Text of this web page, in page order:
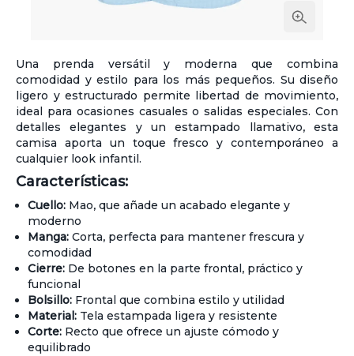
Una prenda versátil y moderna que combina
comodidad y estilo para los más pequeños. Su diseño
ligero y estructurado permite libertad de movimiento,
ideal para ocasiones casuales o salidas especiales. Con
detalles elegantes y un estampado llamativo, esta
camisa aporta un toque fresco y contemporáneo a
cualquier look infantil.
Características:
Cuello: Mao, que añade un acabado elegante y
moderno
Manga: Corta, perfecta para mantener frescura y
comodidad
Cierre: De botones en la parte frontal, práctico y
funcional
Bolsillo: Frontal que combina estilo y utilidad
Material: Tela estampada ligera y resistente
Corte: Recto que ofrece un ajuste cómodo y
equilibrado